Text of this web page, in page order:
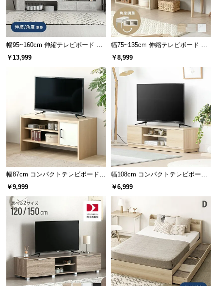
約
に
つ
い
て
ポ
ト
お
知
グ
豊富な収納スペース
引き出しやオープンスペースなど、用途に合わせて
使える豊富な収納スペースが備わっています。
オープン収納 引き出し収納 扉付き収納
ディスプレイも楽しめるオープン棚収納
幅95~160cm 伸縮テレビボード ア
レンジ多彩 引き出し収納 角度調節
￥13,999
幅75~135cm 伸縮テレビボード 角
度調整 木目調／マーブル調 オープ
￥8,999
幅87cm コンパクトテレビボード 3
2V型対応 扉収納 オープン収納
￥9,999
幅108cm コンパクトテレビボード
40V型対応 オープン収納・扉収納
￥6,999